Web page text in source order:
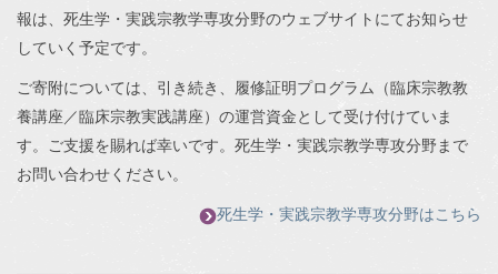
報は、死生学・実践宗教学専攻分野のウェブサイトにてお知らせ
していく予定です。
ご寄附については、引き続き、履修証明プログラム（臨床宗教教
養講座／臨床宗教実践講座）の運営資金として受け付けていま
す。ご支援を賜れば幸いです。死生学・実践宗教学専攻分野まで
お問い合わせください。
死生学・実践宗教学専攻分野はこちら